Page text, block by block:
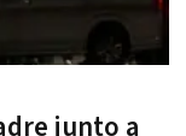
junto a